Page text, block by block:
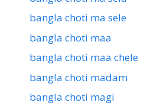
bangla choti ma sele
bangla choti maa
bangla choti maa chele
bangla choti madam
bangla choti magi